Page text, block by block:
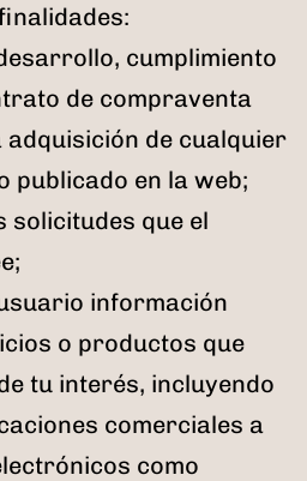
cumplimiento
de compraventa
adquisición de cualquier
publicado en la web;
solicitudes que el
información
o productos que
tu interés, incluyendo
comerciales a
como